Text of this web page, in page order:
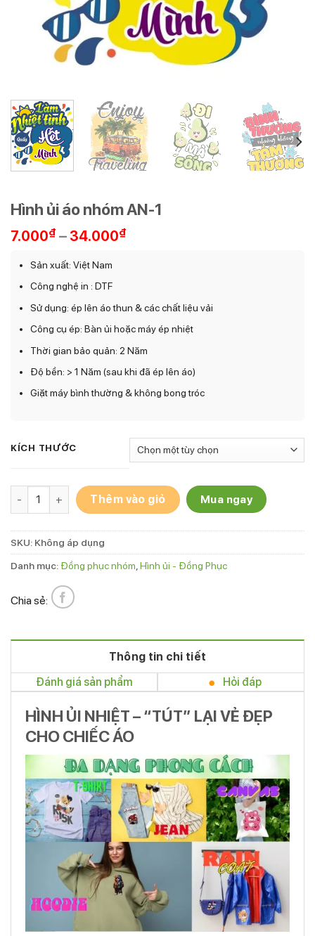
Hình ủi áo nhóm AN-1
7.000₫ – 34.000₫
34.000₫
Sản xuất: Việt Nam
Công nghệ in : DTF
Sử dụng: ép lên áo thun & các chất liệu vải
Công cụ ép: Bàn ủi hoặc máy ép nhiệt
Thời gian bảo quản: 2 Năm
Độ bền: > 1 Năm (sau khi đã ép lên áo)
Giặt máy bình thường & không bong tróc
KÍCH THƯỚC
Hình ủi áo nhóm AN-1 số lượng
Thêm vào giỏ Mua ngay
SKU: Không áp dụng
Danh mục: Đồng phục nhóm Hình ủi - Đồng Phục
Chia sẻ:
Thông tin chi tiết
Đánh giá sản phẩm
Hỏi đáp
HÌNH ỦI NHIỆT – “TÚT” LẠI VẺ ĐẸP
CHO CHIẾC ÁO